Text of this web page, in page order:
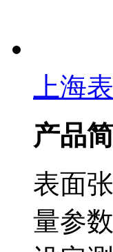
上海
产品
表面
量参